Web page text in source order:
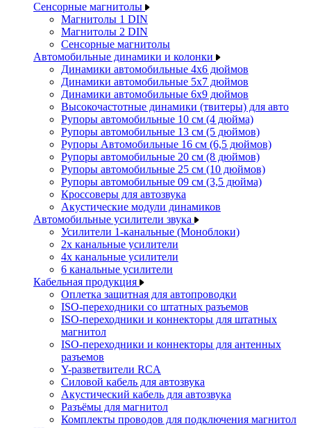
Сенсорные магнитолы
Магнитолы 1 DIN
Магнитолы 2 DIN
Сенсорные магнитолы
Автомобильные динамики и колонки
Динамики автомобильные 4x6 дюймов
Динамики автомобильные 5x7 дюймов
Динамики автомобильные 6x9 дюймов
Высокочастотные динамики (твитеры) для авто
Рупоры автомобильные 10 см (4 дюйма)
Рупоры автомобильные 13 см (5 дюймов)
Рупоры Автомобильные 16 см (6,5 дюймов)
Рупоры автомобильные 20 см (8 дюймов)
Рупоры автомобильные 25 см (10 дюймов)
Рупоры автомобильные 09 см (3,5 дюйма)
Кроссоверы для автозвука
Акустические модули динамиков
Автомобильные усилители звука
Усилители 1-канальные (Моноблоки)
2х канальные усилители
4х канальные усилители
6 канальные усилители
Кабельная продукция
Оплетка защитная для автопроводки
ISO-переходники со штатных разъемов
ISO-переходники и коннекторы для штатных
магнитол
ISO-переходники и коннекторы для антенных
разъемов
Y-разветвители RCA
Силовой кабель для автозвука
Акустический кабель для автозвука
Разъёмы для магнитол
Комплекты проводов для подключения магнитол